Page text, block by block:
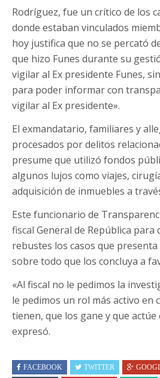
Rodríguez, fue un crítico de los
donde estaban vinculados
hoy justifica que no se percató
que hizo Funes durante su
vigilar al Ex presidente Funes,
para poder informar con
vigilar al Ex presidente».
El exmandatario, familiares y
procesados por delitos
presume que utilizó fondos
algunos lujos como viajes,
adquisición de inmuebles a
Este funcionario de
fiscal General de República para
rebustes los casos que
sobre todo que los concluya a
«Al fiscal no le pedimos la
le pedimos un rol más activo en
tienen, que los gane y que actúe
expresó.
FACEBOOK TWITTER